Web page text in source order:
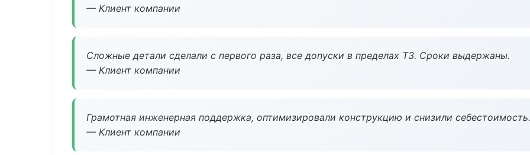
— Клиент компании
Сложные детали сделали с первого раза, все допуски в пределах ТЗ. Сроки выдержаны.
— Клиент компании
Грамотная инженерная поддержка, оптимизировали конструкцию и снизили себестоимость.
— Клиент компании